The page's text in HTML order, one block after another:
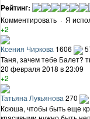
Рейтинг:
Комментировать · Я
+2
Ксения Чиркова 1606
Таня, зачем тебе Балет?
20 февраля 2018 в 23:09
+2
Татьяна Лукьянова 270
Ксюша, чтобы быть еще